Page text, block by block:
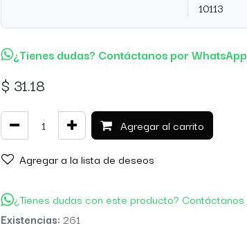
10113
¿Tienes dudas? Contáctanos por WhatsApp
$ 31.18
Agregar al carrito
Agregar a la lista de deseos
¿Tienes dudas con este producto? Contáctanos
Existencias: 261